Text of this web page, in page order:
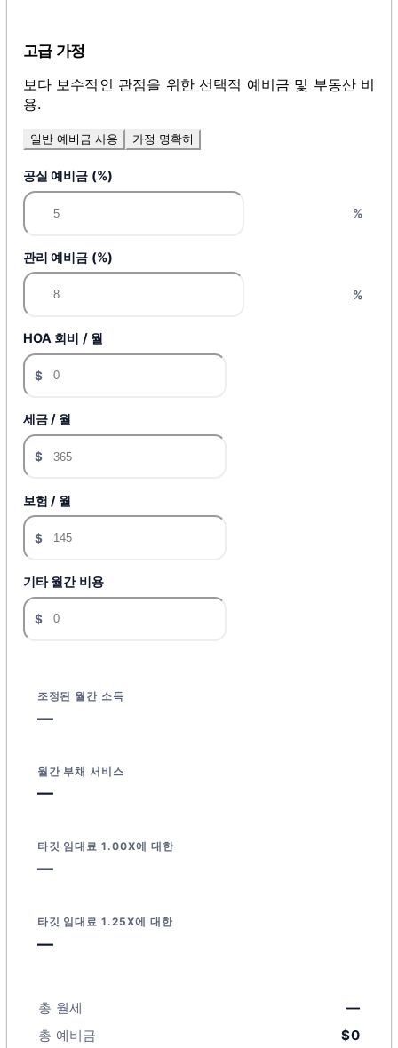
고급 가정
보다 보수적인 관점을 위한 선택적 예비금 및 부동산 비
용.
일반 예비금 사용 가정 명확히
공실 예비금 (%)
%
관리 예비금 (%)
%
HOA 회비 / 월
$
세금 / 월
$
보험 / 월
$
기타 월간 비용
$
조정된 월간 소득
—
월간 부채 서비스
—
타깃 임대료 1.00X에 대한
—
타깃 임대료 1.25X에 대한
—
총 월세
—
총 예비금
$0